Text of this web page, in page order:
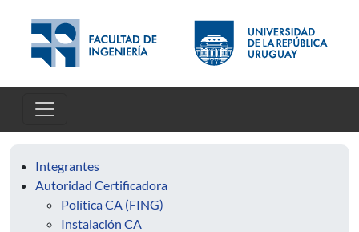
Integrantes
Autoridad Certificadora
Política CA (FING)
Instalación CA